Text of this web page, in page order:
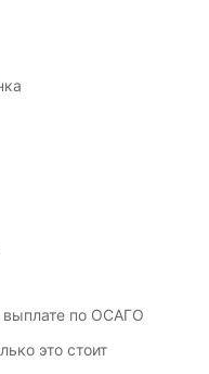
выплате по ОСАГО
это стоит